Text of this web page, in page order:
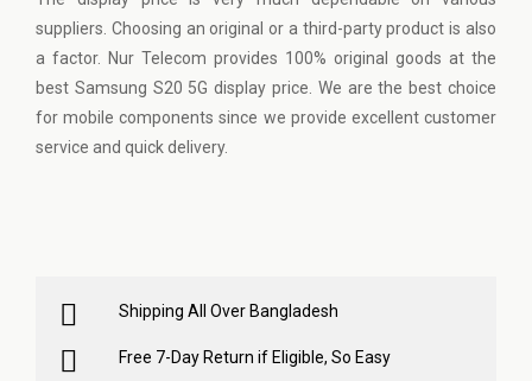
suppliers. Choosing an original or a third-party product is also
a factor. Nur Telecom provides 100% original goods at the
best Samsung S20 5G display price. We are the best choice
for mobile components since we provide excellent customer
service and quick delivery.
Shipping All Over Bangladesh
Free 7-Day Return if Eligible, So Easy